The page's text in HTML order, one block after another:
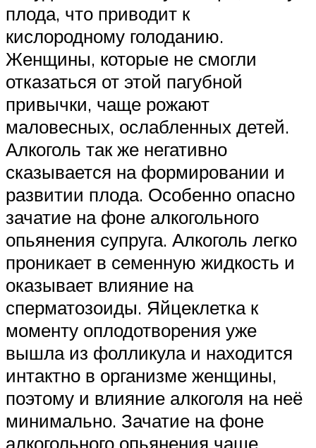
плода, что приводит к
кислородному голоданию.
Женщины, которые не смогли
отказаться от этой пагубной
привычки, чаще рожают
маловесных, ослабленных детей.
Алкоголь так же негативно
сказывается на формировании и
развитии плода. Особенно опасно
зачатие на фоне алкогольного
опьянения супруга. Алкоголь легко
проникает в семенную жидкость и
оказывает влияние на
сперматозоиды. Яйцеклетка к
моменту оплодотворения уже
вышла из фолликула и находится
интактно в организме женщины,
поэтому и влияние алкоголя на неё
минимально. Зачатие на фоне
алкогольного опьянения чаще